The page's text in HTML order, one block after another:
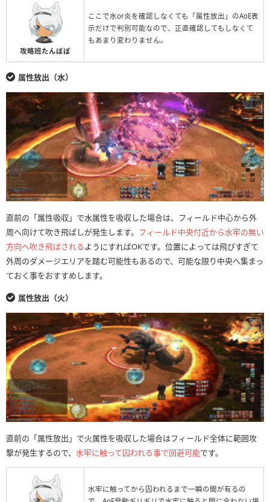
攻略班たんぽぽ
ここで水or炎を確認しなくても「属性放出」のAoE表
示だけで判別可能なので、正直確認してもしなくて
もあまり変わりません。
属性放出（水）
直前の「属性吸収」で水属性を吸収した場合は、フィールド中心から外
周へ向けて吹き飛ばしが発生します。 フィールド中央付近から水牢の無い
方向へ吹き飛ばされるようにすればOKです。位置によっては飛びすぎて
外周のダメージエリアを踏む可能性もあるので、可能な限り中央へ集まっ
ておく事をおすすめします。
属性放出（火）
直前の「属性放出」で火属性を吸収した場合はフィールド全体に範囲攻
撃が発生するので、 水牢に触って囚われる事で回避可能です。
水牢に触ってから囚われるまで一瞬の間が有るの